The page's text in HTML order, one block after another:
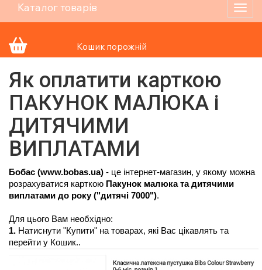
Каталог товарів
Кошик порожній
Як оплатити карткою
ПАКУНОК МАЛЮКА і
ДИТЯЧИМИ
ВИПЛАТАМИ
Бобас (www.bobas.ua) - це інтернет-магазин, у якому можна
розрахуватися карткою Пакунок малюка та дитячими
виплатами до року ("дитячі 7000").
Для цього Вам необхідно:
1. Натиснути "Купити" на товарах, які Вас цікавлять та
перейти у Кошик..